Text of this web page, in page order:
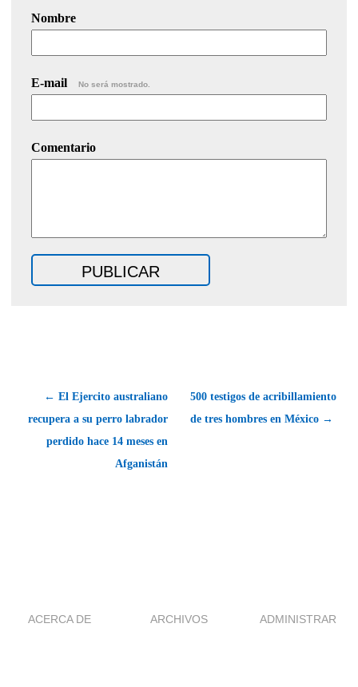
Nombre
E-mail No será mostrado.
Comentario
← El Ejercito australiano
recupera a su perro labrador
perdido hace 14 meses en
Afganistán
500 testigos de acribillamiento
de tres hombres en México →
ACERCA DE ARCHIVOS ADMINISTRAR